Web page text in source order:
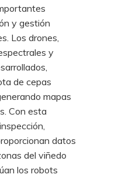
y gestión
Los drones,
y
de cepas
mapas
Con esta
datos
del viñedo
los robots